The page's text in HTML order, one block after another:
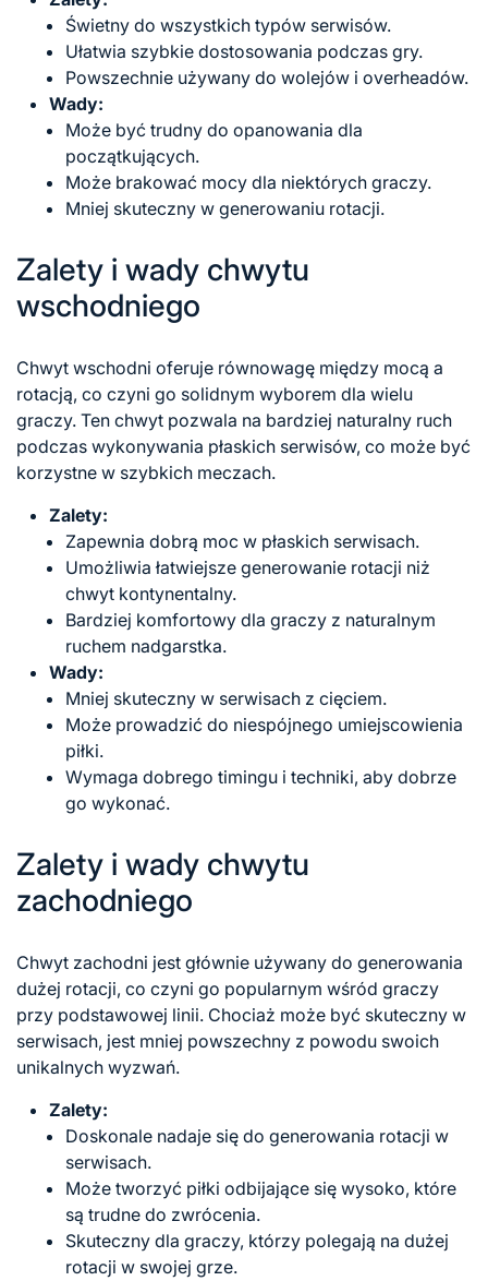
Świetny do wszystkich typów serwisów.
Ułatwia szybkie dostosowania podczas gry.
Powszechnie używany do wolejów i overheadów.
Wady:
Może być trudny do opanowania dla
początkujących.
Może brakować mocy dla niektórych graczy.
Mniej skuteczny w generowaniu rotacji.
Zalety i wady chwytu
wschodniego
Chwyt wschodni oferuje równowagę między mocą a
rotacją, co czyni go solidnym wyborem dla wielu
graczy. Ten chwyt pozwala na bardziej naturalny ruch
podczas wykonywania płaskich serwisów, co może być
korzystne w szybkich meczach.
Zalety:
Zapewnia dobrą moc w płaskich serwisach.
Umożliwia łatwiejsze generowanie rotacji niż
chwyt kontynentalny.
Bardziej komfortowy dla graczy z naturalnym
ruchem nadgarstka.
Wady:
Mniej skuteczny w serwisach z cięciem.
Może prowadzić do niespójnego umiejscowienia
piłki.
Wymaga dobrego timingu i techniki, aby dobrze
go wykonać.
Zalety i wady chwytu
zachodniego
Chwyt zachodni jest głównie używany do generowania
dużej rotacji, co czyni go popularnym wśród graczy
przy podstawowej linii. Chociaż może być skuteczny w
serwisach, jest mniej powszechny z powodu swoich
unikalnych wyzwań.
Zalety:
Doskonale nadaje się do generowania rotacji w
serwisach.
Może tworzyć piłki odbijające się wysoko, które
są trudne do zwrócenia.
Skuteczny dla graczy, którzy polegają na dużej
rotacji w swojej grze.